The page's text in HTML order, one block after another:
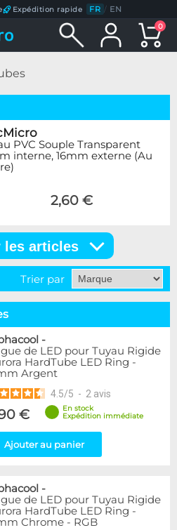
Expédition rapide FR / EN
0
PVC Souple Transparent
interne, 16mm externe (Au
2,60 €
37
59
56
27
17
2
15
3
12
les articles
Trier par
-
de LED pour Tuyau Rigide
HardTube LED Ring -
Argent
4.5/5 - 2 avis
€
En stock
Expédition immédiate
Ajouter au panier
-
de LED pour Tuyau Rigide
HardTube LED Ring -
Chrome - RGB